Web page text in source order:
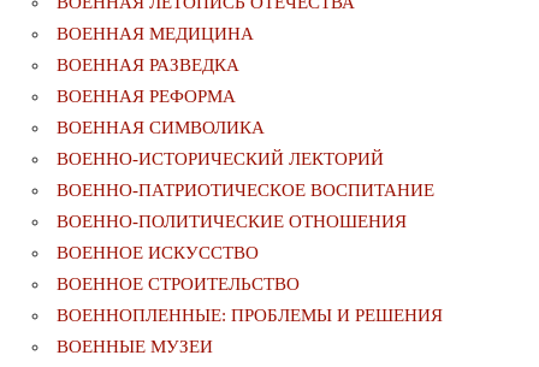
ВОЕННАЯ МЕДИЦИНА
ВОЕННАЯ РАЗВЕДКА
ВОЕННАЯ РЕФОРМА
ВОЕННАЯ СИМВОЛИКА
ВОЕННО-ИСТОРИЧЕСКИЙ ЛЕКТОРИЙ
ВОЕННО-ПАТРИОТИЧЕСКОЕ ВОСПИТАНИЕ
ВОЕННО-ПОЛИТИЧЕСКИE ОТНОШЕНИЯ
ВОЕННОЕ ИСКУССТВО
ВОЕННОЕ СТРОИТЕЛЬСТВО
ВОЕННОПЛЕННЫЕ: ПРОБЛЕМЫ И РЕШЕНИЯ
ВОЕННЫЕ МУЗЕИ